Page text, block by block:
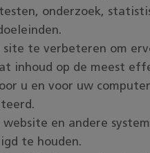
onderzoek,
site te verbeteren om
inhoud op de meest
u en voor uw
website en andere
te houden.